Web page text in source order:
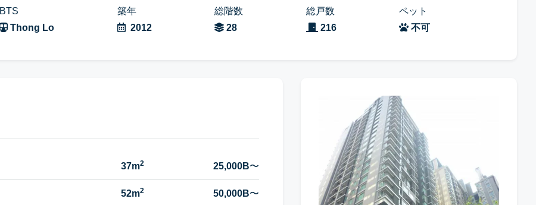
BTS
Thong Lo
築年
2012
総階数
28
総戸数
216
ペット
不可
37m2 25,000B〜
52m2 50,000B〜